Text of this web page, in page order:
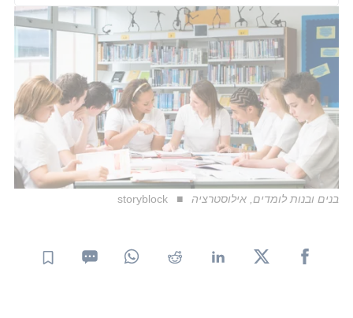
בנים ובנות לומדים, אילוסטרציה storyblock